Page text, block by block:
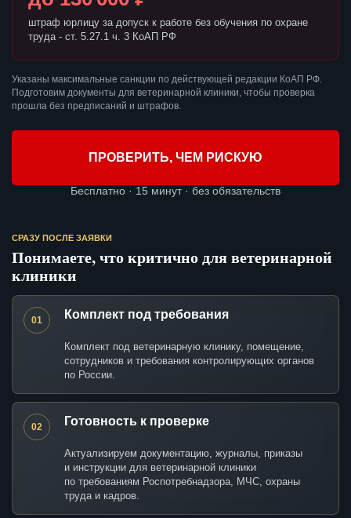
штраф юрлицу за допуск к работе без обучения по охране
труда - ст. 5.27.1 ч. 3 КоАП РФ
Указаны максимальные санкции по действующей редакции КоАП РФ.
Подготовим документы для ветеринарной клиники, чтобы проверка
прошла без предписаний и штрафов.
ПРОВЕРИТЬ, ЧЕМ РИСКУЮ
Бесплатно · 15 минут · без обязательств
СРАЗУ ПОСЛЕ ЗАЯВКИ
Понимаете, что критично для ветеринарной
клиники
01 Комплект под требования
Комплект под ветеринарную клинику, помещение,
сотрудников и требования контролирующих органов
по России.
02 Готовность к проверке
Актуализируем документацию, журналы, приказы
и инструкции для ветеринарной клиники
по требованиям Роспотребнадзора, МЧС, охраны
труда и кадров.